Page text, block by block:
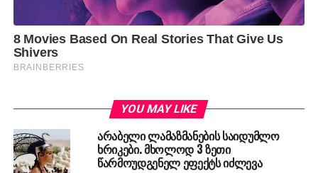
YOU MAY LIKE
არაბელი ლამაზმანების საიდუმლო
ხრიკები. მხოლოდ 3 ზეთი
წარმოუდგენელ ეფექტს იძლევა